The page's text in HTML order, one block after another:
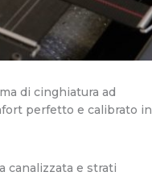
di cinghiatura ad
perfetto e calibrato in
canalizzata e strati